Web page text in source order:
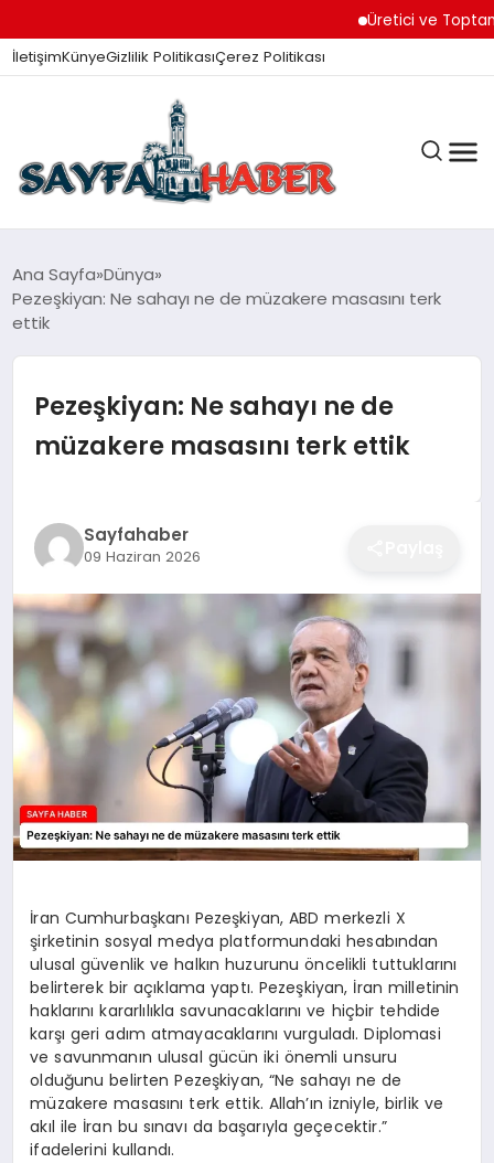
Üretici ve Toptancılar
İletişimKünyeGizlilik PolitikasıÇerez Politikası
ANA SAYFA
GÜNDEM
İZMIR HABERLERI
EKONOMI
SAĞLIK
SPOR
YAŞAM
DIĞER
Ana Sayfa Dünya
Pezeşkiyan: Ne sahayı ne de müzakere masasını terk
ettik
Pezeşkiyan: Ne sahayı ne de
müzakere masasını terk ettik
Sayfahaber
09 Haziran 2026
İran Cumhurbaşkanı Pezeşkiyan, ABD merkezli X
şirketinin sosyal medya platformundaki hesabından
ulusal güvenlik ve halkın huzurunu öncelikli tuttuklarını
belirterek bir açıklama yaptı. Pezeşkiyan, İran milletinin
haklarını kararlılıkla savunacaklarını ve hiçbir tehdide
karşı geri adım atmayacaklarını vurguladı. Diplomasi
ve savunmanın ulusal gücün iki önemli unsuru
olduğunu belirten Pezeşkiyan, “Ne sahayı ne de
müzakere masasını terk ettik. Allah’ın izniyle, birlik ve
akıl ile İran bu sınavı da başarıyla geçecektir.”
ifadelerini kullandı.